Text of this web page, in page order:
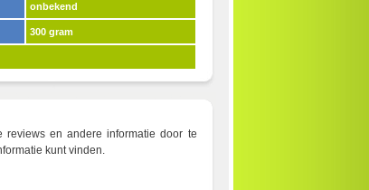
onbekend
300 gram
en andere informatie door te
kunt vinden.